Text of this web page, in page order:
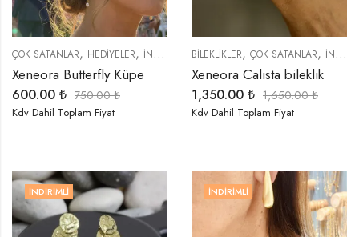
ÇOK SATANLAR, HEDIYELER, İNDIRIMLI ÜRÜNLER ,KÜPELER,ÖZEL SERİLER ,
Xeneora Butterfly Küpe
600.00 ₺ 750.00₺
Kdv Dahil Toplam Fiyat
BİLEKLİKLER, ÇOK SATANLAR, İNDIRIMLI ÜRÜNLER
Xeneora Calista bileklik
1,350.00 ₺ 1,650.00₺
Kdv Dahil Toplam Fiyat
İNDIRIMLI İNDIRIMLI